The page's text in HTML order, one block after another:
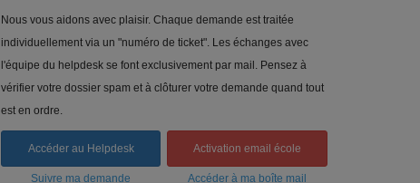
Nous vous aidons avec plaisir. Chaque demande est traitée
individuellement via un "numéro de ticket". Les échanges avec
l'équipe du helpdesk se font exclusivement par mail. Pensez à
vérifier votre dossier spam et à clôturer votre demande quand tout
est en ordre.
Accéder au Helpdesk Activation email école
Suivre ma demande Accéder à ma boîte mail